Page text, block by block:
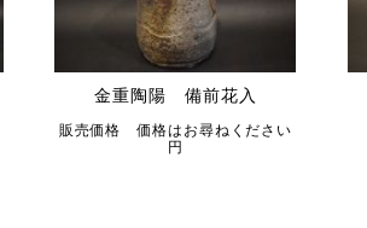
金重陶陽 備前花入
販売価格 価格はお尋ねください
円